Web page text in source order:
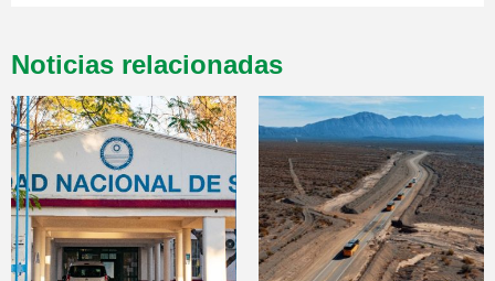
Noticias relacionadas